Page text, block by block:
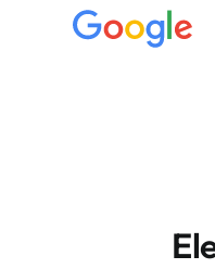
Putz) neu verlegen bzw.
Arbeiten vom günstigen